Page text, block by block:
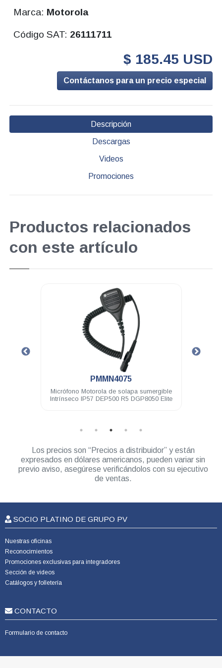
Marca: Motorola
Código SAT: 26111711
$ 185.45 USD
Contáctanos para un precio especial
Descripción
Descargas
Videos
Promociones
Productos relacionados
con este artículo
PMMN4075
Micrófono Motorola de solapa sumergible
Intrínseco IP57 DEP500 R5 DGP8050 Elite
Los precios son “Precios a distribuidor” y están
expresados en dólares americanos, pueden variar sin
previo aviso, asegúrese verificándolos con su ejecutivo
de ventas.
SOCIO PLATINO DE GRUPO PV
Nuestras oficinas
Reconocimientos
Promociones exclusivas para integradores
Sección de videos
Catálogos y folletería
CONTACTO
Formulario de contacto